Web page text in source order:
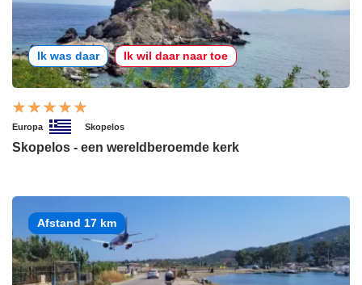
Ik was daar Ik wil daar naar toe
Europa Skopelos
Skopelos - een wereldberoemde kerk
Afstand 17 km